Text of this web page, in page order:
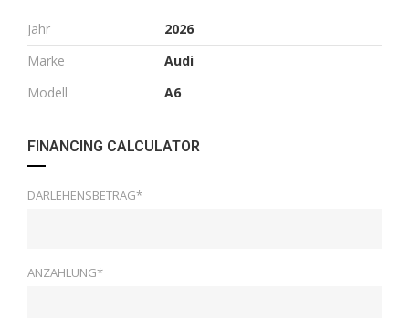
Jahr
2026
Marke
Audi
Modell
A6
FINANCING CALCULATOR
DARLEHENSBETRAG*
ANZAHLUNG*